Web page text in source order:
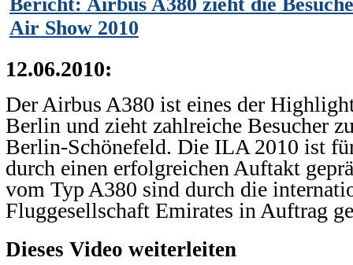
Air Show 2010
12.06.2010:
Der Airbus A380 ist eines der
Berlin und zieht zahlreiche Besucher
Berlin-Schönefeld. Die ILA 2010 ist
durch einen erfolgreichen Auftakt
vom Typ A380 sind durch die
Fluggesellschaft Emirates in Auftrag
Dieses Video weiterleiten